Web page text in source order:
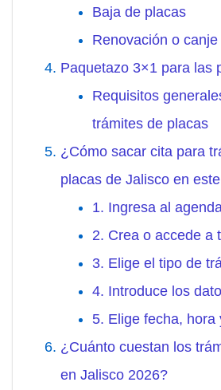
Baja de placas
Renovación o
Paquetazo 3×1 para las
Requisitos
trámites de placas
¿Cómo sacar cita para
placas de Jalisco en
1. Ingresa al
2. Crea o accede a
3. Elige el tipo de
4. Introduce los
5. Elige fecha, hora
¿Cuánto cuestan los
en Jalisco 2026?